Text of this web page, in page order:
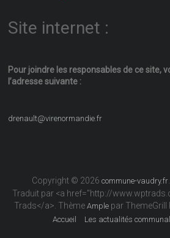
Site internet :
Pour joindre les responsables de ce site,
l’adresse suivante :
drenault@virenormandie.fr
Copyright © 2026commune-vaudry.fr
Traduit par <a href="http://
Trads</a>. ThèmeAmple par
Accueil
Les actualités